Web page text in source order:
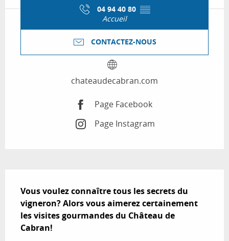
04 94 40 80 ▒▒
Accueil
CONTACTEZ-NOUS
chateaudecabran.com
Page Facebook
Page Instagram
Vous voulez connaître tous les secrets du
vigneron? Alors vous aimerez certainement
les visites gourmandes du Château de
Cabran!